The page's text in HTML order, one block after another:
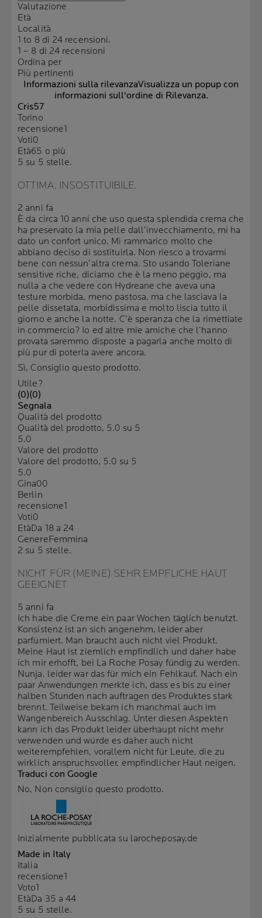
Valutazione
Età
Località
1 to 8 di 24 recensioni.
1 – 8 di 24 recensioni
Ordina per
Più pertinenti
Informazioni sulla rilevanzaVisualizza un popup con
informazioni sull'ordine di Rilevanza.
Cris57
Torino
recensione1
Voti0
Età65 o più
5 su 5 stelle.
OTTIMA, INSOSTITUIBILE.
2 anni fa
È da circa 10 anni che uso questa splendida crema che
ha preservato la mia pelle dall’invecchiamento, mi ha
dato un confort unico. Mi rammarico molto che
abbiano deciso di sostituirla. Non riesco a trovarmi
bene con nessun’altra crema. Sto usando Toleriane
sensitive riche, diciamo che è la meno peggio, ma
nulla a che vedere con Hydreane che aveva una
testure morbida, meno pastosa, ma che lasciava la
pelle dissetata, morbidissima e molto liscia tutto il
giorno e anche la notte. C’è speranza che la rimettiate
in commercio? Io ed altre mie amiche che l’hanno
provata saremmo disposte a pagarla anche molto di
più pur di poterla avere ancora.
Sì, Consiglio questo prodotto.
Utile?
(0)(0)
Segnala
Qualità del prodotto
Qualità del prodotto, 5.0 su 5
5.0
Valore del prodotto
Valore del prodotto, 5.0 su 5
5.0
Gina00
Berlin
recensione1
Voti0
EtàDa 18 a 24
GenereFemmina
2 su 5 stelle.
NICHT FÜR (MEINE) SEHR EMPFLICHE HAUT
GEEIGNET
5 anni fa
Ich habe die Creme ein paar Wochen täglich benutzt.
Konsistenz ist an sich angenehm, leider aber
parfümiert. Man braucht auch nicht viel Produkt.
Meine Haut ist ziemlich empfindlich und daher habe
ich mir erhofft, bei La Roche Posay fündig zu werden.
Nunja, leider war das für mich ein Fehlkauf. Nach ein
paar Anwendungen merkte ich, dass es bis zu einer
halben Stunden nach auftragen des Produktes stark
brennt. Teilweise bekam ich manchmal auch im
Wangenbereich Ausschlag. Unter diesen Aspekten
kann ich das Produkt leider überhaupt nicht mehr
verwenden und würde es daher auch nicht
weiterempfehlen, vorallem nicht für Leute, die zu
wirklich anspruchsvoller, empfindlicher Haut neigen.
Traduci con Google
No, Non consiglio questo prodotto.
Inizialmente pubblicata su larocheposay.de
Made in Italy
Italia
recensione1
Voto1
EtàDa 35 a 44
5 su 5 stelle.